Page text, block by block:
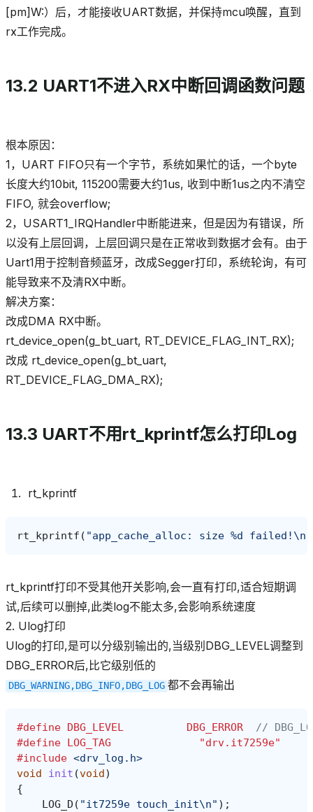
[pm]W:）后，才能接收UART数据，并保持mcu唤醒，直到
rx工作完成。
13.2 UART1不进入RX中断回调函数问题
根本原因：
1，UART FIFO只有一个字节，系统如果忙的话，一个byte
长度大约10bit, 115200需要大约1us, 收到中断1us之内不清空
FIFO, 就会overflow;
2，USART1_IRQHandler中断能进来，但是因为有错误，所
以没有上层回调，上层回调只是在正常收到数据才会有。由于
Uart1用于控制音频蓝牙，改成Segger打印，系统轮询，有可
能导致来不及清RX中断。
解决方案：
改成DMA RX中断。
rt_device_open(g_bt_uart, RT_DEVICE_FLAG_INT_RX);
改成 rt_device_open(g_bt_uart,
RT_DEVICE_FLAG_DMA_RX);
13.3 UART不用rt_kprintf怎么打印Log
rt_kprintf
rt_kprintf ( "app_cache_alloc: size %d failed! \n
rt_kprintf打印不受其他开关影响,会一直有打印,适合短期调
试,后续可以删掉,此类log不能太多,会影响系统速度
2. Ulog打印
Ulog的打印,是可以分级别输出的,当级别DBG_LEVEL调整到
DBG_ERROR后,比它级别低的
DBG_WARNING,DBG_INFO,DBG_LOG 都不会再输出
#define DBG_LEVEL          DBG_ERROR //
#define LOG_TAG              "drv.it7259e"
#include <drv_log.h>
void
init (void )
{
LOG_D ( "it7259e touch_init\n" );